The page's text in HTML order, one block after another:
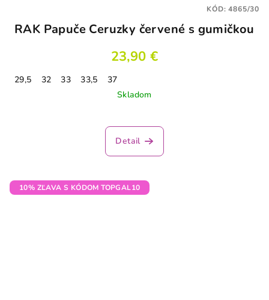
RAK Papuče Ceruzky červené s gumičkou
23,90 €
29,5 32 33 33,5
37
Skladom
Detail
KÓD:4865/30
10% ZĽAVA S KÓDOM TOPGAL10